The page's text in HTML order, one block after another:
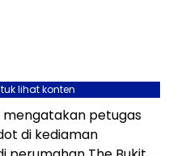
lihat konten
mengatakan petugas
di kediaman